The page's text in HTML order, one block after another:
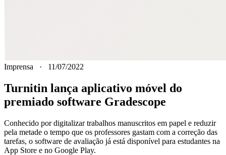
Imprensa · 11/07/2022
Turnitin lança aplicativo móvel do
premiado software Gradescope
Conhecido por digitalizar trabalhos manuscritos em papel e reduzir
pela metade o tempo que os professores gastam com a correção das
tarefas, o software de avaliação já está disponível para estudantes na
App Store e no Google Play.